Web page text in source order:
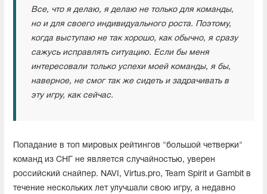
Все, что я делаю, я делаю не только для команды,
но и для своего индивидуального роста. Поэтому,
когда выступаю не так хорошо, как обычно, я сразу
сажусь исправлять ситуацию. Если бы меня
интересовали только успехи моей команды, я бы,
наверное, не смог так же сидеть и задрачивать в
эту игру, как сейчас.
Попадание в топ мировых рейтингов "большой четверки"
команд из СНГ не является случайностью, уверен
российский снайпер. NAVI, Virtus.pro, Team Spirit и Gambit в
течение нескольких лет улучшали свою игру, а недавно